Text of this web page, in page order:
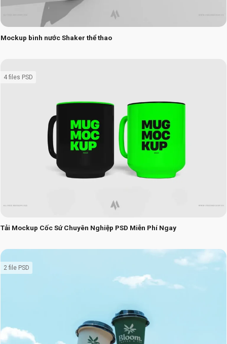
Mockup bình nước Shaker thể thao
Tải Mockup Cốc Sứ Chuyên Nghiệp PSD Miễn Phí Ngay
4 files PSD
2 file PSD